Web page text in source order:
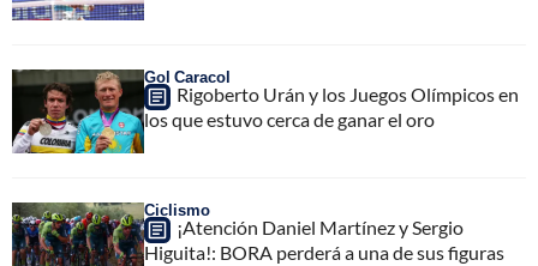
Gol Caracol
Rigoberto Urán y los Juegos Olímpicos en
los que estuvo cerca de ganar el oro
Ciclismo
¡Atención Daniel Martínez y Sergio
Higuita!: BORA perderá a una de sus figuras